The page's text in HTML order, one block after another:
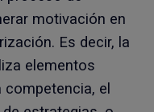
motivación en
Es decir, la
elementos
el